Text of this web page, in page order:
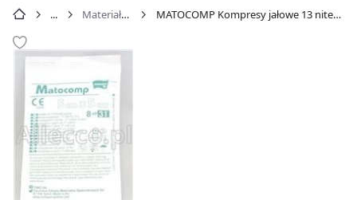
Materiały opatrunkowe MATOCOMP Kompresy jałowe 13 nitek 8 warstw 5cm x 5cm 3 szt. - cena 0,39 zł